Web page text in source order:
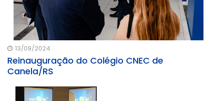
13/09/2024
Reinauguração do Colégio CNEC de
Canela/RS